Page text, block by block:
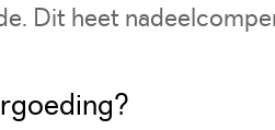
Dit heet